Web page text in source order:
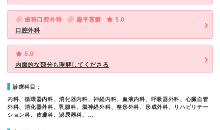
歯科口腔外科 扁平苔癬
5.0
口腔外科
5.0
内面的な部分も理解してくださる
診療科目：
内科、循環器内科、消化器内科、神経内科、血液内科、呼吸器外科、心臓血管
外科、消化器外科、乳腺科、脳神経外科、整形外科、形成外科、リハビリテー
ション科、皮膚科、泌尿器科、…